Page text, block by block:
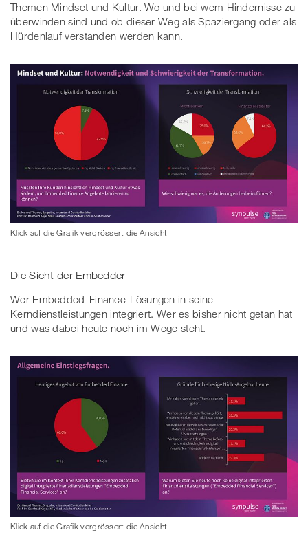
Themen Mindset und Kultur. Wo und bei wem Hindernisse zu
überwinden sind und ob dieser Weg als Spaziergang oder als
Hürdenlauf verstanden werden kann.
Klick auf die Grafik vergrössert die Ansicht
Die Sicht der Embedder
Wer Embedded-Finance-Lösungen in seine
Kerndienstleistungen integriert. Wer es bisher nicht getan hat
und was dabei heute noch im Wege steht.
Klick auf die Grafik vergrössert die Ansicht